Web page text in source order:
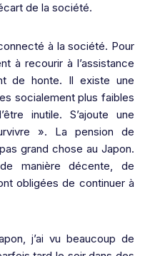
de la société.
à la société. Pour
à recourir à l’assistance
de honte. Il existe une
socialement plus faibles
inutile. S’ajoute une
». La pension de
grand chose au Japon.
manière décente, de
obligées de continuer à
j’ai vu beaucoup de